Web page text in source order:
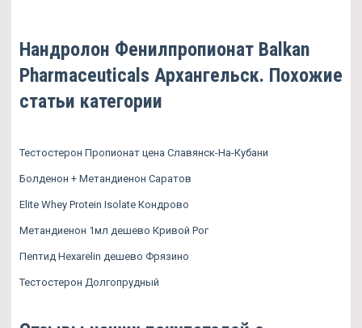
Нандролон Фенилпропионат Balkan
Pharmaceuticals Архангельск. Похожие
статьи категории
Тестостерон Пропионат цена Славянск-На-Кубани
Болденон + Метандиенон Саратов
Elite Whey Protein Isolate Кондрово
Метандиенон 1мл дешево Кривой Рог
Пептид Hexarelin дешево Фрязино
Тестостерон Долгопрудный